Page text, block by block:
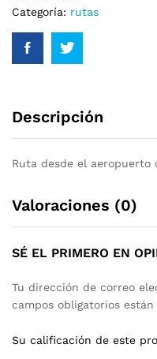
Categoría: rutas
Descripción
Ruta desde el aeropuerto
Valoraciones (0)
SÉ EL PRIMERO EN
Tu dirección de correo
campos obligatorios
Su calificación de este